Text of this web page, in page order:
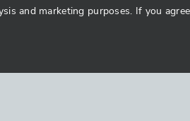
and marketing purposes. If you